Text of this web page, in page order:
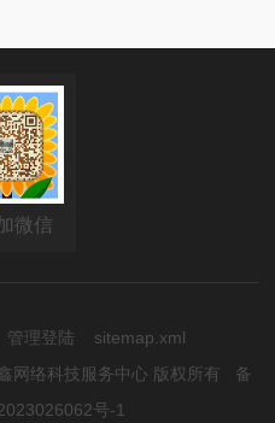
微信
管理登陆
sitemap.xml
网络科技服务中心 版权所有 备
号-1